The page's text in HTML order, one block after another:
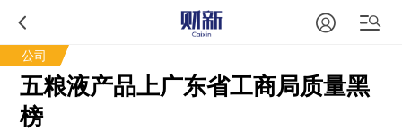
公司
五粮液产品上广东省工商局质量黑
榜